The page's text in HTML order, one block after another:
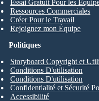
Essai Gratuit Pour les
Ressources Commerciales
Créer Pour le Travail
Rejoignez mon Équipe
Politiques
Storyboard Copyright et
Conditions D'utilisation
Conditions D'utilisation
Confidentialité et Sécurité
Accessibilité